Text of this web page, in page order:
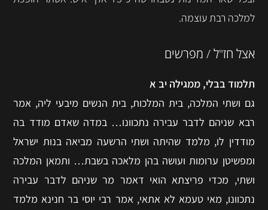
למלכה רבת עוצמה.
אצל חז"ל / מפרשים
תלמוד בבלי, ממגילה יב א
גם ושתי המלכה, בית המלכות, בית הנשים מיבעי ליה, אמר
רבא שניהם לדבר עבירה נתכוונו… במדה שאדם מודד בה
מודדין לו, מלמד שהיתה ושתי הרשעה מביאה בנות ישראל
ומפשיטן ערומות ועושה בהן מלאכה בשבת… ותמאן המלכה
ושתי, מכדי פריצתא הואי דאמר מר שניהם לדבר עבירה
נתכוונו, מאי טעמא לא אתאי, אמר רבי יוסי בר חנינא מלמד